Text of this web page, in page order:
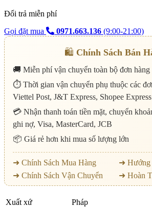
Đổi trả miễn phí
Gọi đặt mua
0971.663.136 (9:00-21:00)
🛍️ Chính Sách Bán
🚚 Miễn phí vận chuyển toàn bộ đơn hàng
⏱️ Thời gian vận chuyển phụ thuộc các
Viettel Post, J&T Express, Shopee Express
💳 Nhận thanh toán tiền mặt, chuyển
ghi nợ, Visa, MasterCard, JCB
📦 Giá rẻ hơn khi mua số lượng lớn
➜ Chính Sách Mua Hàng
➜ Hướng
➜ Chính Sách Vận Chuyển
➜ Hoàn
Xuất xứ
Pháp